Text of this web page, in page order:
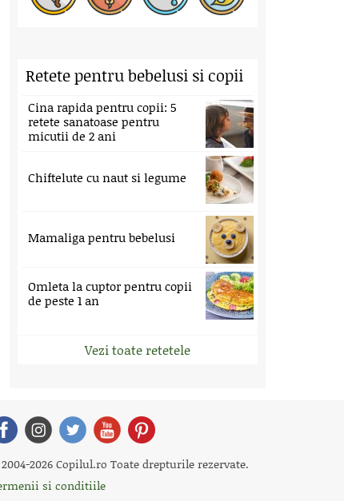
Retete pentru bebelusi si copii
Cina rapida pentru copii: 5
retete sanatoase pentru
micutii de 2 ani
Chiftelute cu naut si legume
Mamaliga pentru bebelusi
Omleta la cuptor pentru copii
de peste 1 an
Vezi toate retetele
2026 Copilul.ro Toate drepturile rezervate.
si conditiile